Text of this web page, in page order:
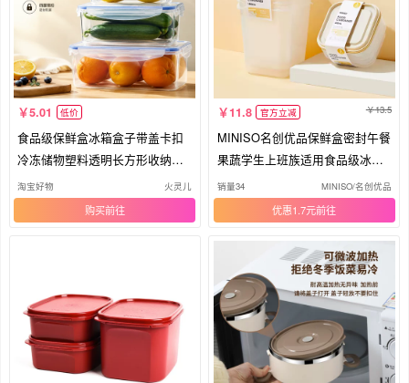
5.01 低价
食品级保鲜盒冰箱盒子带盖卡扣
冷冻储物塑料透明长方形收纳密
封盒
淘宝好物 火灵儿
购买
11.8 官方立减 13.5
MINISO名创优品保鲜盒密封午餐
果蔬学生上班族适用食品级冰箱
专用
销量34 MINISO/名创优品
优惠1.7元